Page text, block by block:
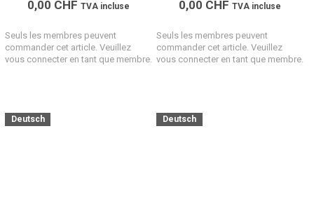
0,00 CHF TVA incluse
Seuls les membres peuvent
commander cet article. Veuillez
vous connecter en tant que membre.
0,00 CHF TVA incluse
Seuls les membres peuvent
commander cet article. Veuillez
vous connecter en tant que membre.
Deutsch Deutsch